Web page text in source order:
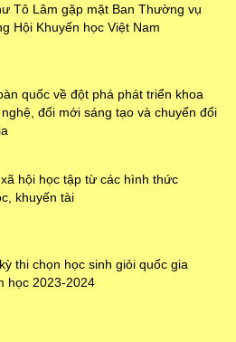
Tô Lâm gặp mặt Ban Thường vụ
Hội Khuyến học Việt Nam
quốc về đột phá phát triển khoa
nghệ, đổi mới sáng tạo và chuyển đổi
hội học tập từ các hình thức
khuyến tài
thi chọn học sinh giỏi quốc gia
học 2023-2024